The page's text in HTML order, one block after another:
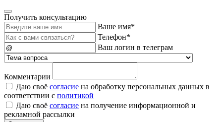
Получить консультацию
Ваше имя*
Телефон*
Ваш логин в телеграм
Комментарии
Даю своё согласие на обработку персональных данных в
соответствии с политикой
Даю своё согласие на получение информационной и
рекламной рассылки